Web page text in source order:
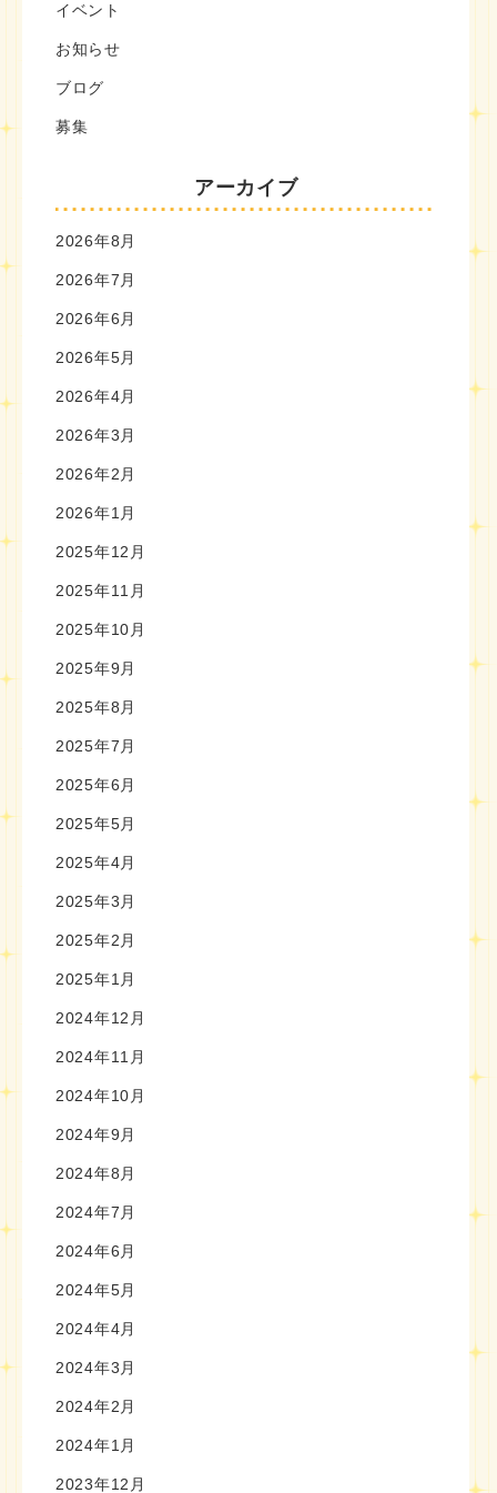
イベント
お知らせ
ブログ
募集
アーカイブ
2026年8月
2026年7月
2026年6月
2026年5月
2026年4月
2026年3月
2026年2月
2026年1月
2025年12月
2025年11月
2025年10月
2025年9月
2025年8月
2025年7月
2025年6月
2025年5月
2025年4月
2025年3月
2025年2月
2025年1月
2024年12月
2024年11月
2024年10月
2024年9月
2024年8月
2024年7月
2024年6月
2024年5月
2024年4月
2024年3月
2024年2月
2024年1月
2023年12月